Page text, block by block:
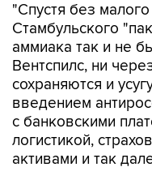
"Спустя без
Стамбульского
аммиака так и не
Вентспилс, ни
сохраняются и
введением
с банковскими
логистикой,
активами и так